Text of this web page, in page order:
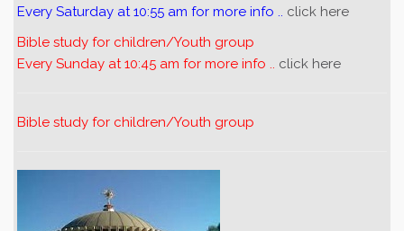
Every Saturday at 10:55 am for more info .. click here
Bible study for children/Youth group
Every Sunday at 10:45 am for more info .. click here
Bible study for children/Youth group